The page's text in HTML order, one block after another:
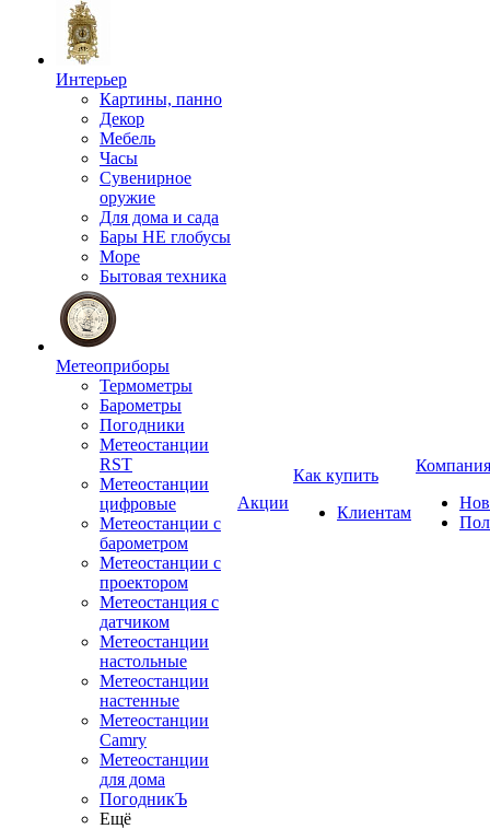
Интерьер
Картины, панно
Декор
Мебель
Часы
Сувенирное
оружие
Для дома и сада
Бары НЕ глобусы
Море
Бытовая техника
Метеоприборы
Термометры
Барометры
Погодники
Метеостанции
RST
Метеостанции
цифровые
Метеостанции с
барометром
Метеостанции с
проектором
Метеостанция с
датчиком
Метеостанции
настольные
Метеостанции
настенные
Метеостанции
Camry
Метеостанции
для дома
ПогодникЪ
Ещё
Акции
Как купить
Клиентам
Компания